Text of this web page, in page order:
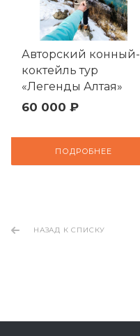
Авторский конный-
коктейль тур
«Легенды Алтая»
60 000 ₽
ПОДРОБНЕЕ
НАЗАД К СПИСКУ